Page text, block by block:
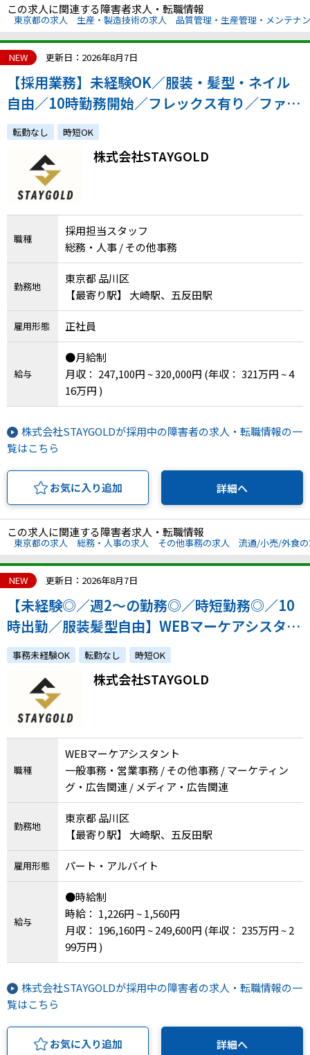
この求人に関連する障害者求人・転職情報
東京都の求人 生産・製造技術の求人 品質管理・生産管理・メンテナ
NEW 更新日：2026年8月7日
【採用業務】未経験OK／服装・髪型・ネイル
自由／10時勤務開始／フレックス有り／ファッ
ション業界に興味ある方歓迎
転勤なし 時短OK
株式会社STAYGOLD
職種
採用担当スタッフ
総務・人事 / その他事務
勤務地
東京都 品川区
【最寄り駅】 大崎駅、五反田駅
雇用形態 正社員
給与
●月給制
月収： 247,100円 ~ 320,000円 (年収： 321万円 ~ 4
16万円 )
株式会社STAYGOLDが採用中の障害者の求人・転職情報の一
覧はこちら
お気に入り追加 詳細へ
この求人に関連する障害者求人・転職情報
東京都の求人 総務・人事の求人 その他事務の求人 流通/小売/外食
NEW 更新日：2026年8月7日
【未経験◎／週2～の勤務◎／時短勤務◎／10
時出勤／服装髪型自由】WEBマーケアシスタン
ト事務未経験OK 転勤なし 時短OK
株式会社STAYGOLD
職種
WEBマーケアシスタント
一般事務・営業事務 / その他事務 / マーケティン
グ・広告関連 / メディア・広告関連
勤務地
東京都 品川区
【最寄り駅】 大崎駅、五反田駅
雇用形態 パート・アルバイト
給与
●時給制
時給： 1,226円 ~ 1,560円
月収： 196,160円 ~ 249,600円 (年収： 235万円 ~ 2
99万円 )
株式会社STAYGOLDが採用中の障害者の求人・転職情報の一
覧はこちら
お気に入り追加 詳細へ
メニューを閉じる